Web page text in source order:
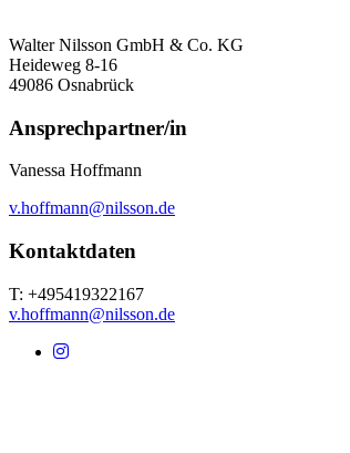
Walter Nilsson GmbH & Co. KG
Heideweg 8-16
49086 Osnabrück
Ansprechpartner/in
Vanessa Hoffmann
v.hoffmann@nilsson.de
Kontaktdaten
T: +495419322167
v.hoffmann@nilsson.de